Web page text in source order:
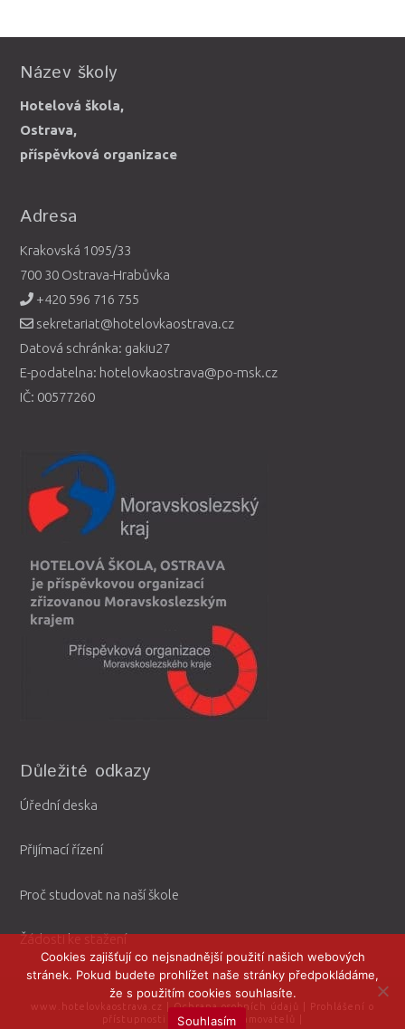
Název školy
Hotelová škola,
Ostrava,
příspěvková organizace
Adresa
Krakovská 1095/33
700 30 Ostrava-Hrabůvka
+420 596 716 755
sekretariat@hotelovkaostrava.cz
Datová schránka: gakiu27
E-podatelna: hotelovkaostrava@po-msk.cz
IČ: 00577260
Důležité odkazy
Úřední deska
Přijímací řízení
Proč studovat na naší škole
Žádosti ke stažení
www.hotelovkaostrava.cz |Ochrana osobních údajů
Prohlášení o
přístupnosti
Ochrana oznamovatelů
Cookies zajišťují co nejsnadnější použití našich webových
stránek. Pokud budete prohlížet naše stránky předpokládáme,
že s použitím cookies souhlasíte.
Souhlasím